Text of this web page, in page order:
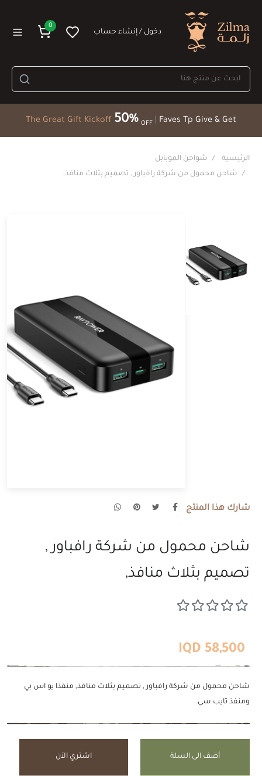
The Great Gift Kickoff 50% OFF Faves Tp Give & Get
دخول / إنشاء حساب
0
الرئيسية
شواحن الموبايل
شاحن محمول من شركة رافباور , تصميم بثلاث منافذ,
شارك هذا المنتج
شاحن محمول من شركة رافباور ,
تصميم بثلاث منافذ,
58,500 IQD
شاحن محمول من شركة رافباور , تصميم بثلاث منافذ, منفذا يو اس بي
ومنفذ تايب سي
أضف الى السلة اشتري الآن